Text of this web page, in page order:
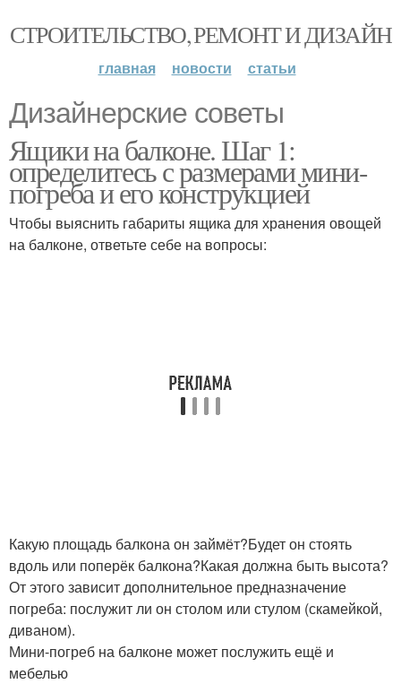
СТРОИТЕЛЬСТВО, РЕМОНТ И ДИЗАЙН
главная новости статьи
Дизайнерские советы
Ящики на балконе. Шаг 1:
определитесь с размерами мини-
погреба и его конструкцией
Чтобы выяснить габариты ящика для хранения овощей
на балконе, ответьте себе на вопросы:
Какую площадь балкона он займёт?Будет он стоять
вдоль или поперёк балкона?Какая должна быть высота?
От этого зависит дополнительное предназначение
погреба: послужит ли он столом или стулом (скамейкой,
диваном).
Мини-погреб на балконе может послужить ещё и
мебелью